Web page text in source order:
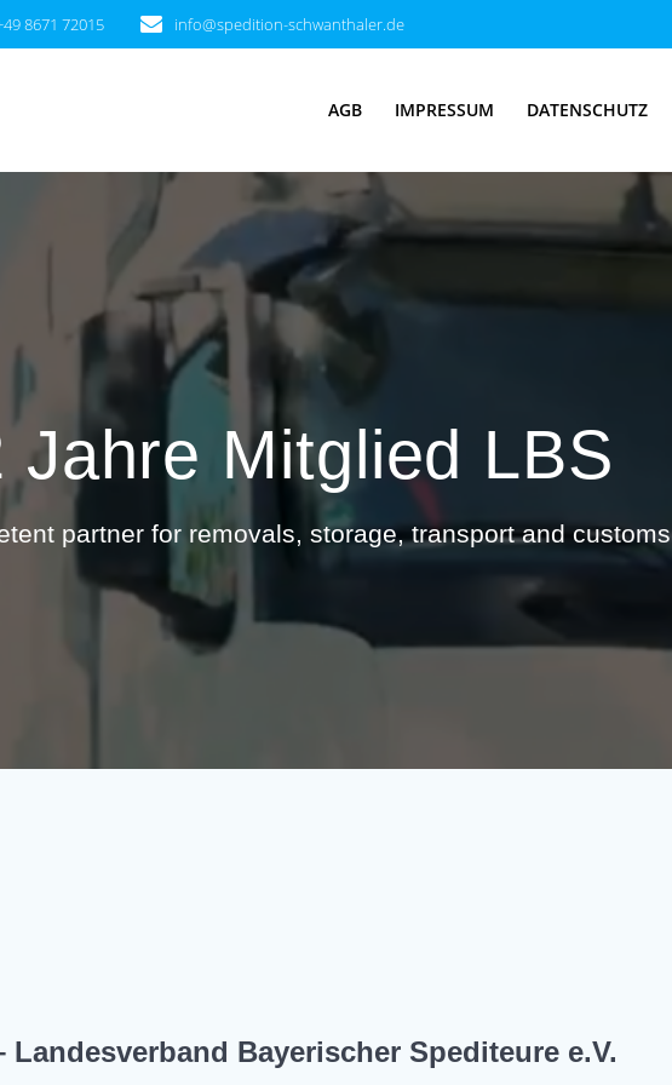
8671 72015 info@spedition-schwanthaler.de
AGB IMPRESSUM DATENSCHUTZ
Jahre Mitglied LBS
partner for removals, storage, transport and customs
Bayerischer Spediteure e.V.